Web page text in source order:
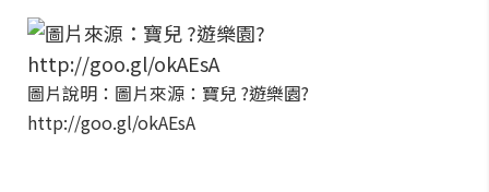
圖片說明：圖片來源：寶兒 ?遊樂園?
http://goo.gl/okAEsA